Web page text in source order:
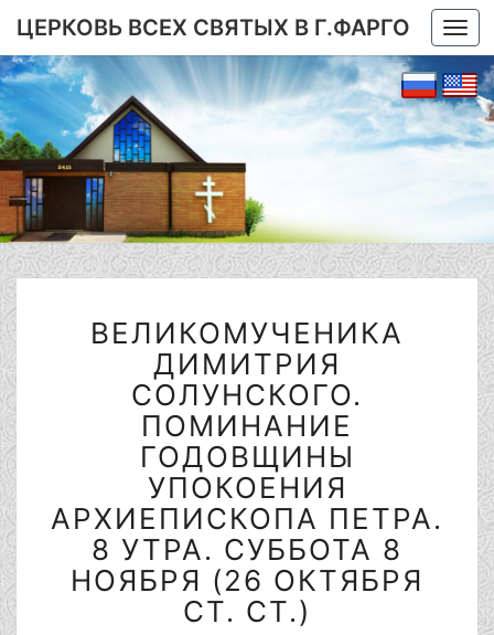
ЦЕРКОВЬ ВСЕХ СВЯТЫХ В Г.ФАРГО
ДИМИТРИЯ
СОЛУНСКОГО.
ПОМИНАНИЕ
ГОДОВЩИНЫ
УПОКОЕНИЯ
АРХИЕПИСКОПА
ПЕТРА.
8
УТРА.
СУББОТА
8
НОЯБРЯ
(26
BЕЛИКОМУЧЕНИКА
ДИМИТРИЯ
СОЛУНСКОГО.
ПОМИНАНИЕ
ГОДОВЩИНЫ
УПОКОЕНИЯ
АРХИЕПИСКОПА ПЕТРА.
8 УТРА. СУББОТА 8
НОЯБРЯ (26 ОКТЯБРЯ
СТ. СТ.)